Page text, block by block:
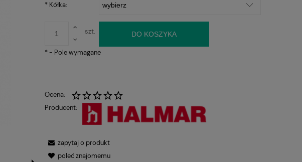
* Kółka:
szt. DO KOSZYKA
*- Pole wymagane
Ocena:
Producent:
zapytaj o produkt
poleć znajomemu